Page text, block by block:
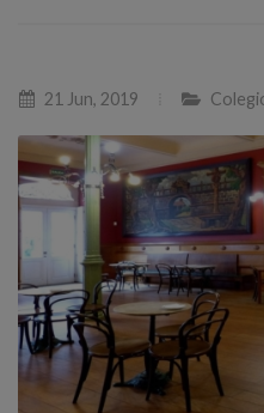
21 Jun, 2019